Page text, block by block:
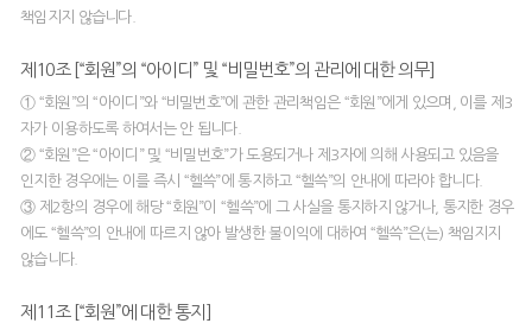
책임지지 않습니다.
제10조 [“회원”의 “아이디” 및 “비밀번호”의 관리에 대한 의무]
① “회원”의 “아이디”와 “비밀번호”에 관한 관리책임은 “회원”에게 있으며, 이를 제3
자가 이용하도록 하여서는 안 됩니다.
② “회원”은 “아이디” 및 “비밀번호”가 도용되거나 제3자에 의해 사용되고 있음을
인지한 경우에는 이를 즉시 “헬쓱”에 통지하고 “헬쓱”의 안내에 따라야 합니다.
③ 제2항의 경우에 해당 “회원”이 “헬쓱”에 그 사실을 통지하지 않거나, 통지한 경우
에도 “헬쓱”의 안내에 따르지 않아 발생한 불이익에 대하여 “헬쓱”은(는) 책임지지
않습니다.
제11조 [“회원”에 대한 통지]